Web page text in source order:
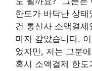
한도가 바닥난 상
건 통신사 소액결
마자 갚았습니다.
었지만, 저는 그분
혹시 소액결제 한